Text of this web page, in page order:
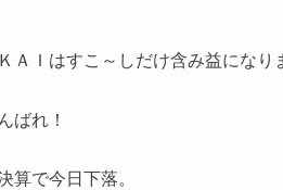
ＡＩはすこ～しだけ含み益になり
ばれ！
算で今日下落。